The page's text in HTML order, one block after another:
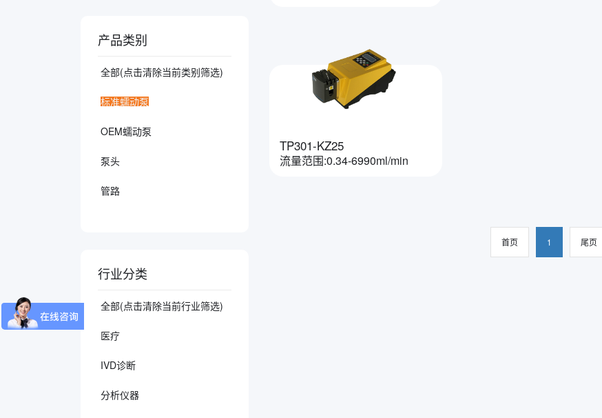
产品类别
全部(点击清除当前类别筛选)
标准蠕动泵
OEM蠕动泵
泵头
管路
行业分类
全部(点击清除当前行业筛选)
医疗
IVD诊断
分析仪器
TP301-KZ25
流量范围:0.34-6990ml/min
首页 1 尾页